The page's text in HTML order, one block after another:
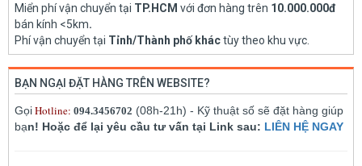
Miển phí vận chuyển tại TP.HCM với đơn hàng trên 10.000.000đ
bán kính <5km.
Phí vận chuyển tại Tỉnh/Thành phố kháctùy theo khu vực.
BẠN NGẠI ĐẶT HÀNG TRÊN WEBSITE?
GọiHotline: 094.3456702 (08h-21h) - Kỹ thuật số sẽ đặt hàng giúp
bạn! Hoặc để lại yêu cầu tư vấn tại Link sau: LIÊN HỆ NGAY